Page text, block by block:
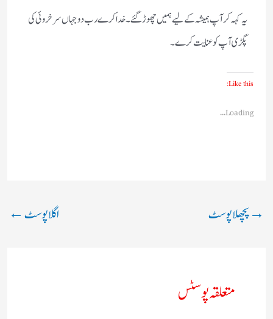
یہ کہہ کر آپ ہمیشہ کےلیے ہمیں چھوڑ گئے۔خدا کرے رب دوجہاں سرخروئی کی
پگڑی آپ کو عنایت کرے۔
Like this:
Loading...
→پچھلا پوسٹ اگلا پوسٹ←
متعلقہ پوسٹس